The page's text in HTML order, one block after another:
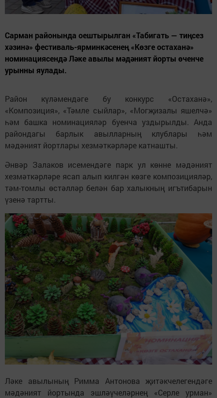
Сарман районында оештырылган «Табигать — тиңсез
хәзинә» фестиваль-ярминкәсенең «Көзге остаханә»
номинациясендә Ләке авылы мәдәният йорты өченче
урынны яулады.
Район күләмендәге бу конкурс «Остаханә»,
«Композиция», «Тәмле сыйлар», «Могҗизалы яшелчә»
һәм башка номинацияләр буенча уздырылды. Анда
райондагы барлык авылларның клублары һәм
мәдәният йортлары хезмәткәрләре катнашты.
Әнвәр Залаков исемендәге парк ул көнне мәдәният
хезмәткәрләре ясап алып килгән көзге композицияләр,
тәм-томлы өстәлләр белән бар халыкның игътибарын
үзенә тартты.
Ләке авылының Римма Антонова җитәкчелегендәге
мәдәният йортында эшләүчеләрнең «Серле урман»